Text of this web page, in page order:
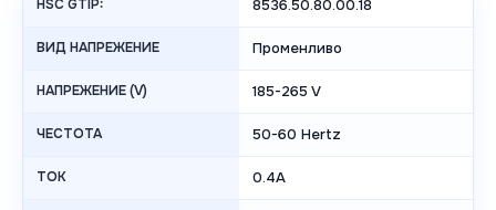
HSC GTIP: 8536.50.80.00.18
ВИД НАПРЕЖЕНИЕ Променливо
НАПРЕЖЕНИЕ (V) 185-265 V
ЧЕСТОТА 50-60 Hertz
ТОК 0.4А